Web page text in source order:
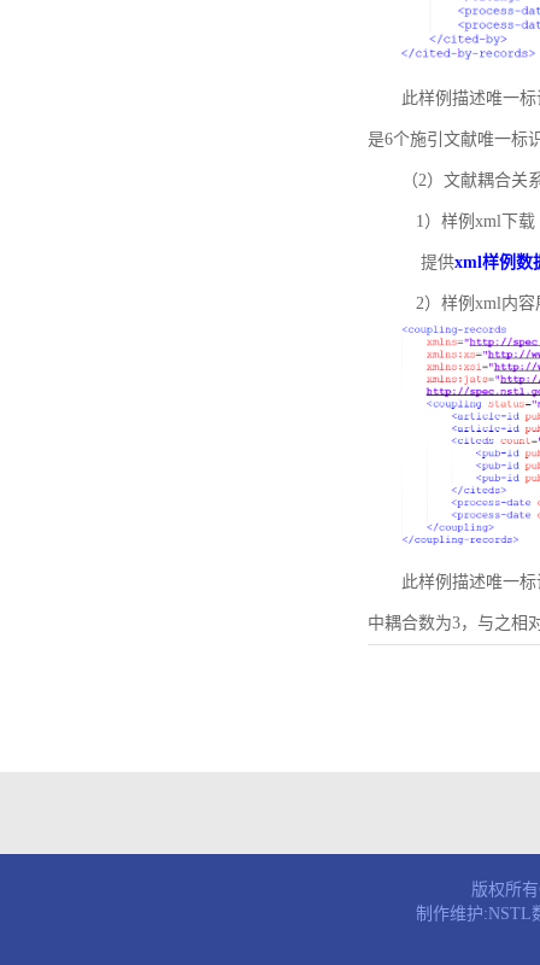
此样例描述唯一标
是6个施引文献唯一标
（2）文献耦合关
1）样例xml下载
提供xml样例数
2）样例xml内容
此样例描述唯一标
中耦合数为3，与之相
版权所
制作维护:NSTL